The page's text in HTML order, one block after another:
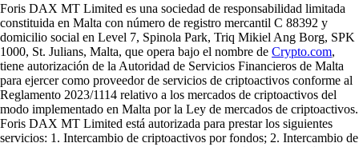
Foris DAX MT Limited es una sociedad de responsabilidad limitada
constituida en Malta con número de registro mercantil C 88392 y
domicilio social en Level 7, Spinola Park, Triq Mikiel Ang Borg, SPK
1000, St. Julians, Malta, que opera bajo el nombre de Crypto.com,
tiene autorización de la Autoridad de Servicios Financieros de Malta
para ejercer como proveedor de servicios de criptoactivos conforme al
Reglamento 2023/1114 relativo a los mercados de criptoactivos del
modo implementado en Malta por la Ley de mercados de criptoactivos.
Foris DAX MT Limited está autorizada para prestar los siguientes
servicios: 1. Intercambio de criptoactivos por fondos; 2. Intercambio de